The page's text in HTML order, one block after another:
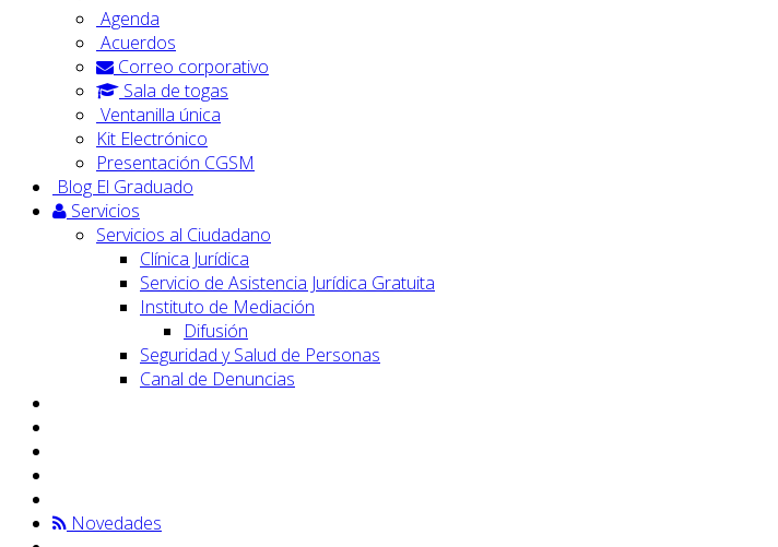
Agenda
Acuerdos
Correo corporativo
Sala de togas
Ventanilla única
Kit Electrónico
Presentación CGSM
Blog El Graduado
Servicios
Servicios al Ciudadano
Clínica Jurídica
Servicio de Asistencia Jurídica Gratuita
Instituto de Mediación
Difusión
Seguridad y Salud de Personas
Canal de Denuncias
Novedades